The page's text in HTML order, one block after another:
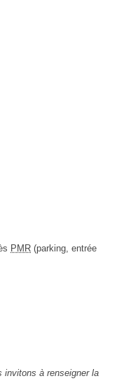
PMR (parking, entrée
invitons à renseigner la